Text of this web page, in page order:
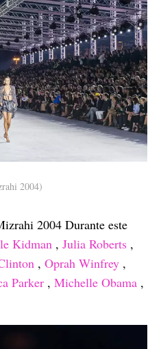
2004)
2004 Durante este
Kidman , Julia Roberts ,
, Oprah Winfrey ,
Parker , Michelle Obama ,